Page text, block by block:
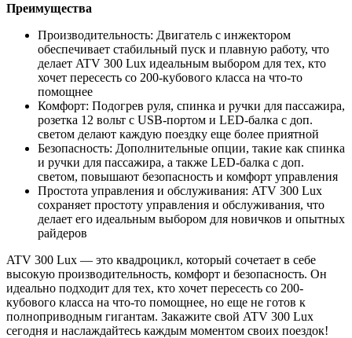
Преимущества
Производительность: Двигатель с инжектором
обеспечивает стабильный пуск и плавную работу, что
делает ATV 300 Lux идеальным выбором для тех, кто
хочет пересесть со 200-кубового класса на что-то
помощнее
Комфорт: Подогрев руля, спинка и ручки для пассажира,
розетка 12 вольт с USB-портом и LED-балка с доп.
светом делают каждую поездку еще более приятной
Безопасность: Дополнительные опции, такие как спинка
и ручки для пассажира, а также LED-балка с доп.
светом, повышают безопасность и комфорт управления
Простота управления и обслуживания: ATV 300 Lux
сохраняет простоту управления и обслуживания, что
делает его идеальным выбором для новичков и опытных
райдеров
ATV 300 Lux — это квадроцикл, который сочетает в себе
высокую производительность, комфорт и безопасность. Он
идеально подходит для тех, кто хочет пересесть со 200-
кубового класса на что-то помощнее, но еще не готов к
полноприводным гигантам. Закажите свой ATV 300 Lux
сегодня и наслаждайтесь каждым моментом своих поездок!